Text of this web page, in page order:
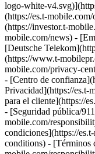
logo-white-
(https://es.t-
(https://investor.t-
mobile.com/news) -
[Deutsche
(https://www.t-
mobile.com/privacy-
- [Centro de
Privacidad](https://es.t-
para el cliente](https://
- [Seguridad pública/
mobile.com/
condiciones](https://
conditions) - [Términos